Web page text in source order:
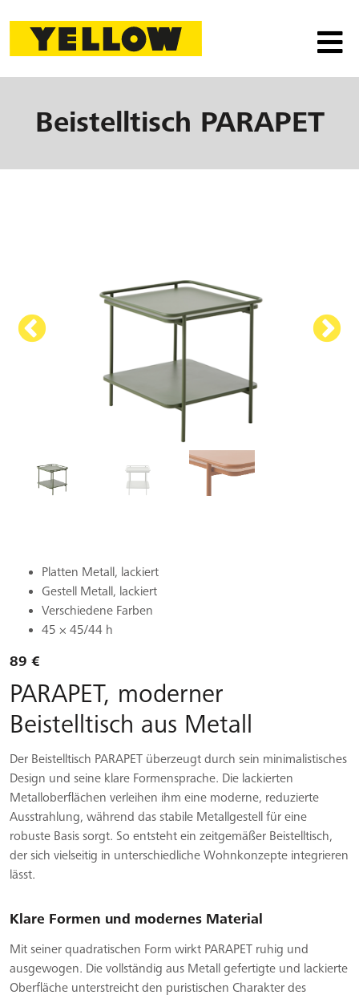
Beistelltisch PARAPET
Platten Metall, lackiert
Gestell Metall, lackiert
Verschiedene Farben
45 × 45/44 h
89 €
PARAPET, moderner
Beistelltisch aus Metall
Der Beistelltisch PARAPET überzeugt durch sein minimalistisches
Design und seine klare Formensprache. Die lackierten
Metalloberflächen verleihen ihm eine moderne, reduzierte
Ausstrahlung, während das stabile Metallgestell für eine
robuste Basis sorgt. So entsteht ein zeitgemäßer Beistelltisch,
der sich vielseitig in unterschiedliche Wohnkonzepte integrieren
lässt.
Klare Formen und modernes Material
Mit seiner quadratischen Form wirkt PARAPET ruhig und
ausgewogen. Die vollständig aus Metall gefertigte und lackierte
Oberfläche unterstreicht den puristischen Charakter des